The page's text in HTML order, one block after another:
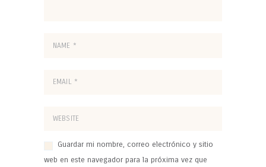
Guardar mi nombre, correo electrónico y sitio
web en este navegador para la próxima vez que